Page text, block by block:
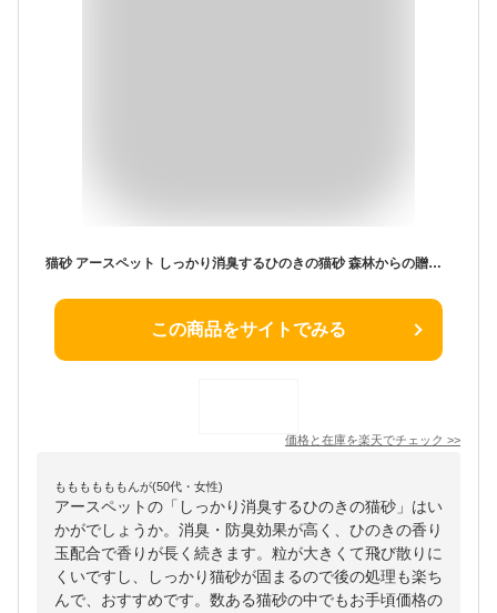
猫砂 アースペット しっかり消臭するひのきの猫砂 森林からの贈りもの(7L*6袋セット)【ハッピーペット】
この商品をサイトでみる
価格と在庫を楽天でチェック >>
ももももももんが(50代・女性)
アースペットの「しっかり消臭するひのきの猫砂」はい
かがでしょうか。消臭・防臭効果が高く、ひのきの香り
玉配合で香りが長く続きます。粒が大きくて飛び散りに
くいですし、しっかり猫砂が固まるので後の処理も楽ち
んで、おすすめです。数ある猫砂の中でもお手頃価格の